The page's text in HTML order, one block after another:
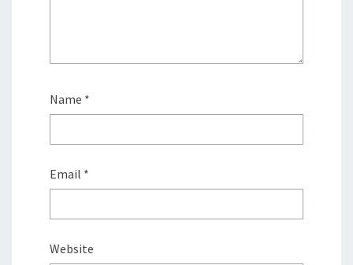
Name *
Email *
Website